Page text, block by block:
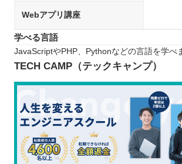
Webアプリ講座
学べる言語
JavaScriptやPHP、Pythonなどの言語を学べ
TECH CAMP（テックキャンプ）